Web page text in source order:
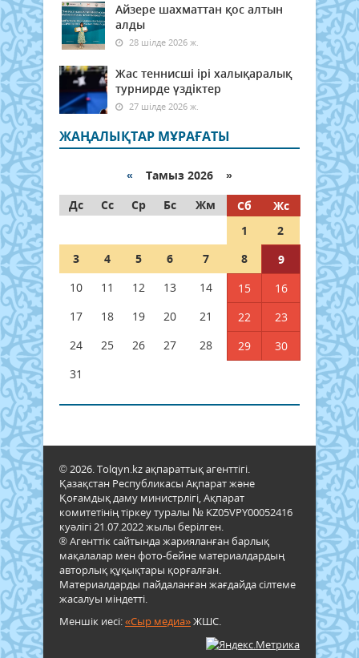
Айзере шахматтан қос алтын
алды
28 шілде 2026 ж.
Жас теннисші ірі халықаралық
турнирде үздіктер
27 шілде 2026 ж.
ЖАҢАЛЫҚТАР МҰРАҒАТЫ
« Тамыз 2026 »
Дс
Сс Ср Бс Жм Сб
Жс
1
2
3
4 5 6 7 8
9
10
11 12 13 14 15
16
17
18 19 20 21 22
23
24
25 26 27 28 29
30
31
© 2026. Tolqyn.kz ақпараттық агенттігі.
Қазақстан Республикасы Ақпарат және
Қоғамдық даму министрлігі, Ақпарат
комитетінің тіркеу туралы № KZ05VPY00052416
куәлігі 21.07.2022 жылы берілген.
® Агенттік сайтында жарияланған барлық
мақалалар мен фото-бейне материалдардың
авторлық құқықтары қорғалған.
Материалдарды пайдаланған жағдайда сілтеме
жасалуы міндетті.
Меншік иесі:«Сыр медиа»ЖШС.